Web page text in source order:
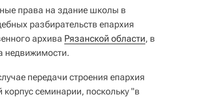
права на здание школы в
разбирательств епархия
архива Рязанской области, в
недвижимости.
передачи строения епархия
семинарии, поскольку "в